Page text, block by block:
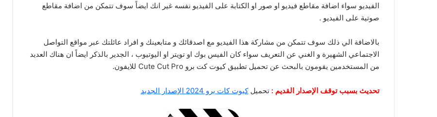
الفيديو سواء اضافة مقاطع فيديو او صور او الكتابة على الفيديو نفسه غير انك ايضاً سوف تتمكن من اضافة مقاطع
صوتية على الفيديو .
بالاضافة الي ذلك سوف تتمكن من مشاركة هذا الفيديو مع اصدقائك و متابعينك و افراد عائلتك عبر مواقع التواصل
الاجتماعي الشهيرة و الغني عن التعريف سواء كان الفيس بوك او تويتر او اليوتيوب ، الجدير بالذكر ايضاً ان هناك العديد
من المستخدمين يقومون بالبحث عن تحميل تطبيق كيوت كت برو Cute Cut Pro للايفون.
تحديث بسبب توقف الإصدار القديم : تحميلكيوت كات برو 2024 الإصدار الجديد